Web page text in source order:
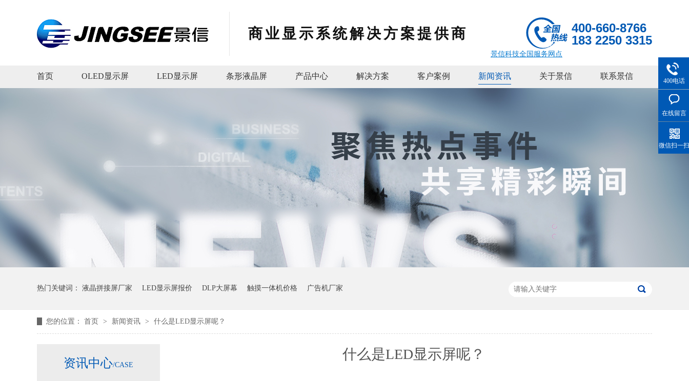
商业显示系统解决方案提供商
400-660-8766
183 2250 3315
景信科技全国服务网点
首页 OLED显示屏 LED显示屏 条形液晶屏 产品中心 解决方案 客户案例 新闻资讯 关于景信 联系景信
热门关键词： 液晶拼接屏厂家 LED显示屏报价 DLP大屏幕 触摸一体机价格 广告机厂家
您的位置： 首页 > 新闻资讯 > 什么是LED显示屏呢？
什么是LED显示屏呢？
资讯中心/CASE
400电话
在线留言
微信扫一扫